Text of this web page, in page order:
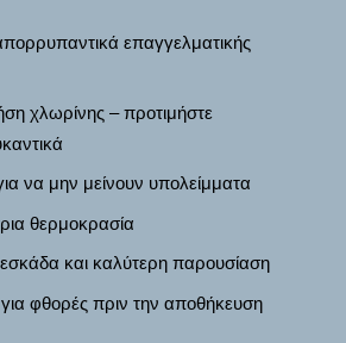
επαγγελματικής
χλωρίνης – προτιμήστε
να μην μείνουν υπολείμματα
θερμοκρασία
και καλύτερη παρουσίαση
για φθορές πριν την αποθήκευση